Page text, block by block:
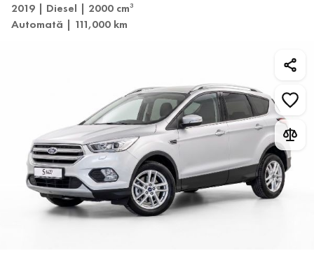
2019 | Diesel | 2000 cm3
Automată | 111,000 km